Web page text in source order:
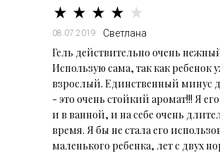
08.07.2019 Светлана
Гель действительно очень
Использую сама, так как ребенок
взрослый. Единственный минус
- это очень стойкий аромат!!! Я
и в ванной, и на себе очень
время. Я бы не стала его
маленького ребенка, лет с двух